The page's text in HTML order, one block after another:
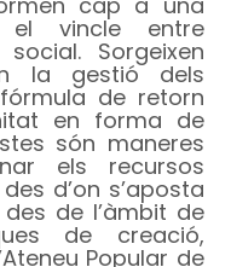
el vincle entre
Sorgeixen
la gestió dels
de retorn
en forma de
són maneres
els recursos
d’on s’aposta
de l’àmbit de
de creació,
Popular de